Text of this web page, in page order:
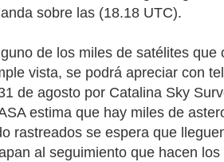
sobre las (18.18 UTC).
de los miles de satélites
vista, se podrá apreciar con
de agosto por Catalina Sky
estima que hay miles de
rastreados se espera que
al seguimiento que hacen